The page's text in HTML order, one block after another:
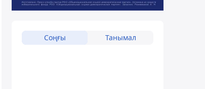
Соңғы Танымал